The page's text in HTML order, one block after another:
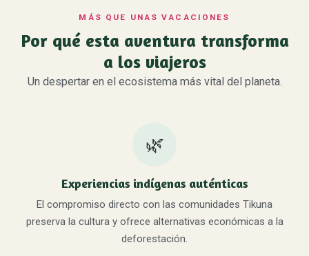
MÁS QUE UNAS VACACIONES
Por qué esta aventura transforma
a los viajeros
Un despertar en el ecosistema más vital del planeta.
🌿
Experiencias indígenas auténticas
El compromiso directo con las comunidades Tikuna
preserva la cultura y ofrece alternativas económicas a la
deforestación.